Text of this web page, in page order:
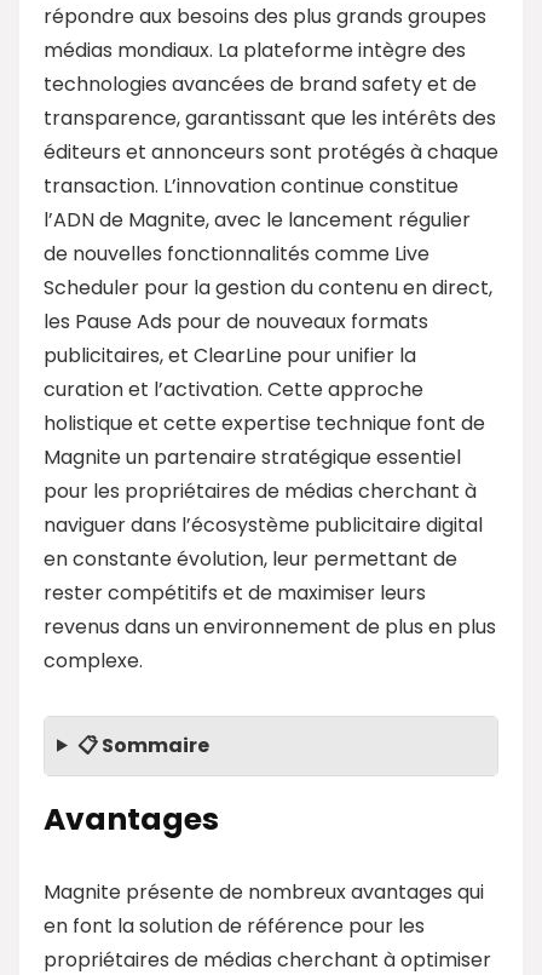
répondre aux besoins des plus grands groupes
médias mondiaux. La plateforme intègre des
technologies avancées de brand safety et de
transparence, garantissant que les intérêts des
éditeurs et annonceurs sont protégés à chaque
transaction. L’innovation continue constitue
l’ADN de Magnite, avec le lancement régulier
de nouvelles fonctionnalités comme Live
Scheduler pour la gestion du contenu en direct,
les Pause Ads pour de nouveaux formats
publicitaires, et ClearLine pour unifier la
curation et l’activation. Cette approche
holistique et cette expertise technique font de
Magnite un partenaire stratégique essentiel
pour les propriétaires de médias cherchant à
naviguer dans l’écosystème publicitaire digital
en constante évolution, leur permettant de
rester compétitifs et de maximiser leurs
revenus dans un environnement de plus en plus
complexe.
📋 Sommaire
Avantages
Magnite présente de nombreux avantages qui
en font la solution de référence pour les
propriétaires de médias cherchant à optimiser